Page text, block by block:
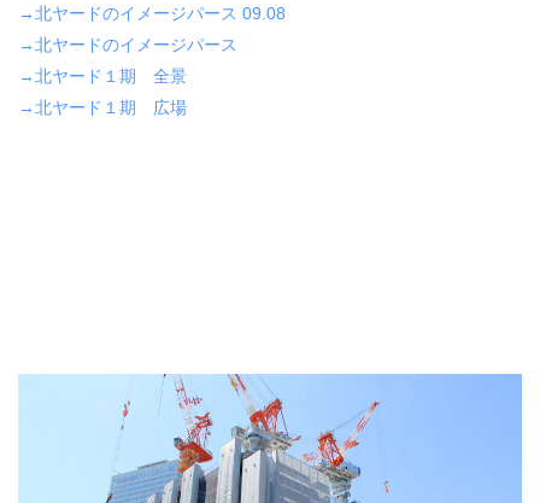
→北ヤードのイメージパース 09.08
→北ヤードのイメージパース
→北ヤード１期 全景
→北ヤード１期 広場